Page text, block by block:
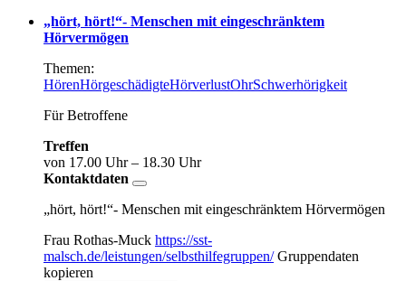
„hört, hört!“- Menschen mit eingeschränktem
Hörvermögen
Themen:
HörenHörgeschädigteHörverlustOhrSchwerhörigkeit
Für Betroffene
Treffen
von 17.00 Uhr – 18.30 Uhr
Kontaktdaten
„hört, hört!“- Menschen mit eingeschränktem Hörvermögen
Frau Rothas-Muck https://sst-
malsch.de/leistungen/selbsthilfegruppen/ Gruppendaten
kopieren